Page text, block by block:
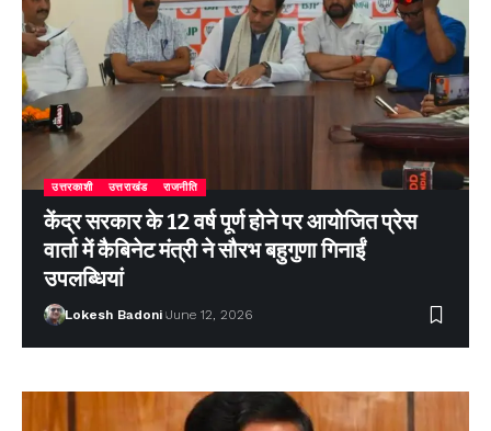
उत्तरकाशी उत्तराखंड राजनीति
केंद्र सरकार के 12 वर्ष पूर्ण होने पर आयोजित प्रेस
वार्ता में कैबिनेट मंत्री ने सौरभ बहुगुणा गिनाईं
उपलब्धियां
Lokesh Badoni June 12, 2026